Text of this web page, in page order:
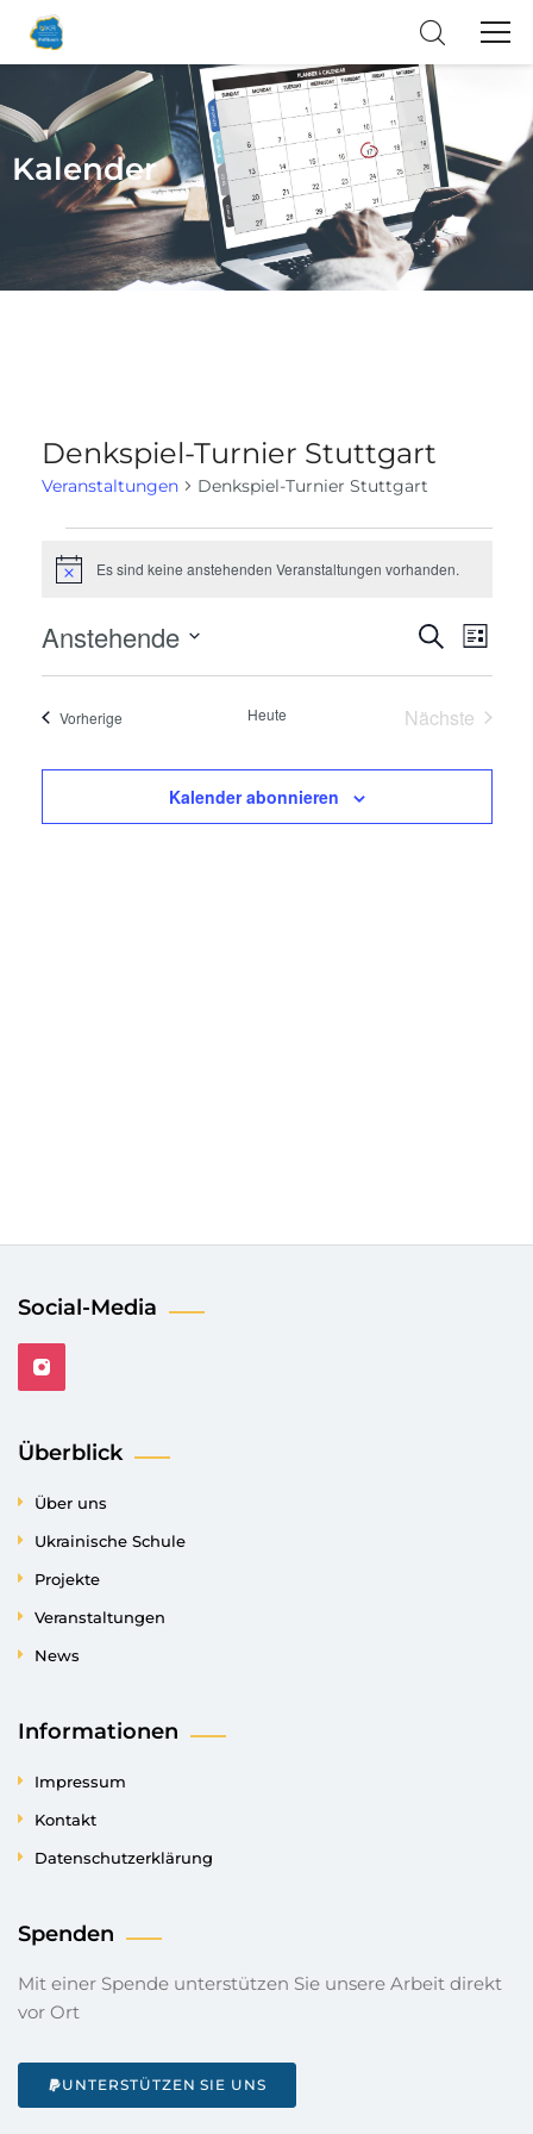
Kalender
Denkspiel-Turnier Stuttgart
Veranstaltungen Denkspiel-Turnier Stuttgart
HinweisEs sind keine anstehenden Veranstaltungen vorhanden.
Veranstaltungen
Suche
und
SucheVeranstaltung
Liste
Anstehende
Vorherige Heute
Nächste
Kalender abonnieren
Social-Media
Überblick
Über uns
Ukrainische Schule
Projekte
Veranstaltungen
News
Informationen
Impressum
Kontakt
Datenschutzerklärung
Spenden
Mit einer Spende unterstützen Sie unsere Arbeit direkt
vor Ort
UNTERSTÜTZEN SIE UNS